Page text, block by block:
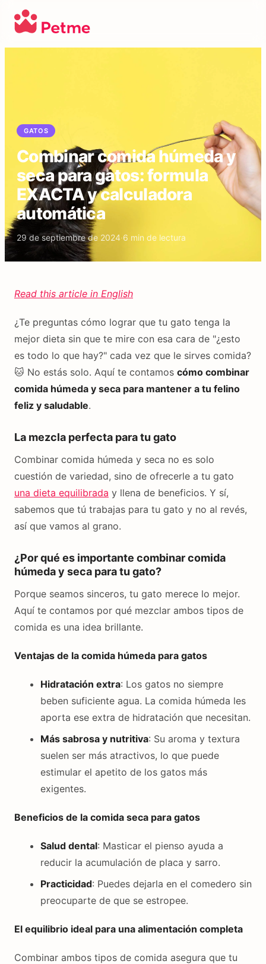
GATOS
Combinar comida húmeda y
seca para gatos: formula
EXACTA y calculadora
automática
29 de septiembre de 2024·6 min de lectura
Read this article in English
¿Te preguntas cómo lograr que tu gato tenga la
mejor dieta sin que te mire con esa cara de "¿esto
es todo lo que hay?" cada vez que le sirves comida?
🐱 No estás solo. Aquí te contamos cómo combinar
comida húmeda y seca para mantener a tu felino
feliz y saludable.
La mezcla perfecta para tu gato
Combinar comida húmeda y seca no es solo
cuestión de variedad, sino de ofrecerle a tu gato
una dieta equilibrada y llena de beneficios. Y sí,
sabemos que tú trabajas para tu gato y no al revés,
así que vamos al grano.
¿Por qué es importante combinar comida
húmeda y seca para tu gato?
Porque seamos sinceros, tu gato merece lo mejor.
Aquí te contamos por qué mezclar ambos tipos de
comida es una idea brillante.
Ventajas de la comida húmeda para gatos
Hidratación extra: Los gatos no siempre
beben suficiente agua. La comida húmeda les
aporta ese extra de hidratación que necesitan.
Más sabrosa y nutritiva: Su aroma y textura
suelen ser más atractivos, lo que puede
estimular el apetito de los gatos más
exigentes.
Beneficios de la comida seca para gatos
Salud dental: Masticar el pienso ayuda a
reducir la acumulación de placa y sarro.
Practicidad: Puedes dejarla en el comedero sin
preocuparte de que se estropee.
El equilibrio ideal para una alimentación completa
Combinar ambos tipos de comida asegura que tu